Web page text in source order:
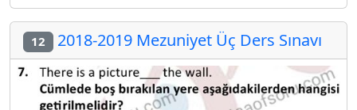
12 2018-2019 Mezuniyet Üç Ders Sınavı